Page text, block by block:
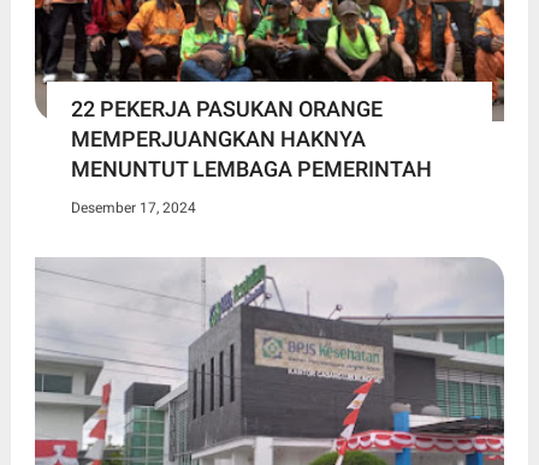
22 PEKERJA PASUKAN ORANGE
MEMPERJUANGKAN HAKNYA
MENUNTUT LEMBAGA PEMERINTAH
Desember 17, 2024